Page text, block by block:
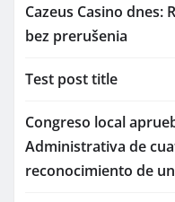
Cazeus Casino dnes:
bez prerušenia
Test post title
Congreso local
Administrativa de
reconocimiento de